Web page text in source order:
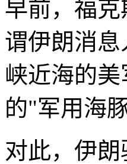
早前，福
谓伊朗消
峡近海的
的"军用海
对此，伊